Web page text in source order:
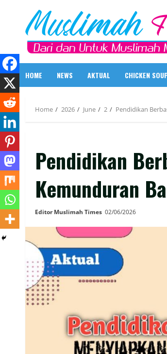
content
HOME NEWS AKTUAL CHICKEN
Home 2026 June 2 Pendidikan
Pendidikan
Kemunduran
Editor Muslimah Times 02/06/2026